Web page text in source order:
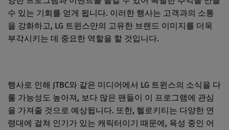
수 있는 기회를 얻게 됩니다. 이러한 행사는 고객과의 소통
을 강화하고, LG 트윈스만의 고유한 브랜드 이미지를 더욱
부각시키는 데 중요한 역할을 할 것입니다.
행사로 인해 JTBC와 같은 미디어에서 LG 트윈스의 소식을 다
룰 가능성도 높아져, 보다 많은 팬들이 이 프로그램에 관심
을 가져줄 것으로 예상됩니다. 또한, 헬로키티는 다양한 연
령대에 걸쳐 인기가 있는 캐릭터이기 때문에, 육성 중인 어